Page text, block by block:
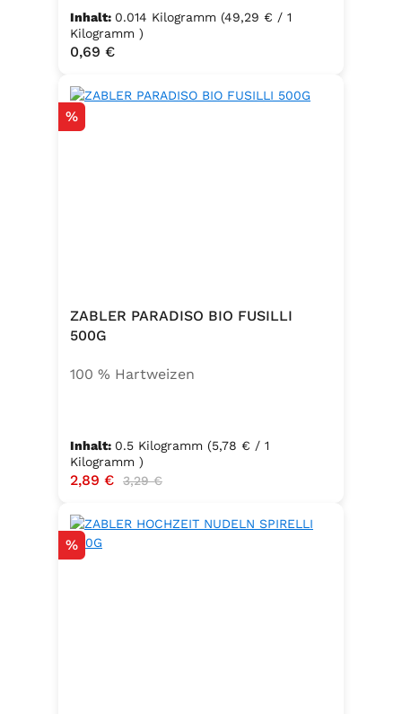
Frischhefe)Zutaten: Trockenbackhefe
, Emulgator E491 (Unter
Schutzatmosphäre verpackt)
Inhalt: 0.014 Kilogramm (49,29 € / 1
Kilogramm )
Regulärer Preis:
0,69 €
Rabatt
%
ZABLER PARADISO BIO FUSILLI
500G
100 % Hartweizen
Inhalt: 0.5 Kilogramm (5,78 € / 1
Kilogramm )
Verkaufspreis:
2,89 € Regulärer Preis:
3,29 €
Rabatt
%